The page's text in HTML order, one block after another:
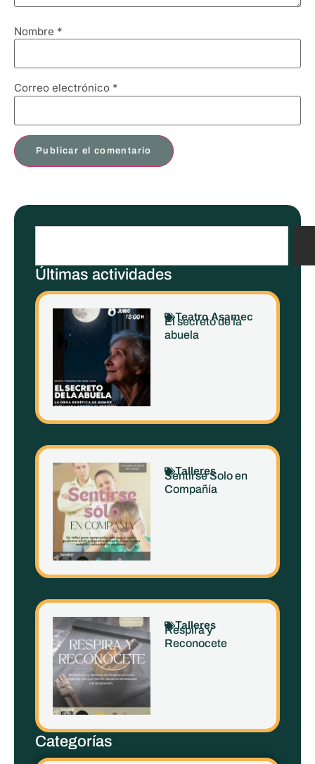
Nombre *
Correo electrónico *
Últimas actividades
Teatro Asamec
El secreto de la
abuela
Talleres
Sentirse Solo en
Compañía
Talleres
Respira y
Reconocete
Categorías